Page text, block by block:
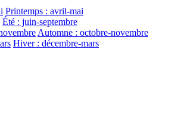
Printemps : avril-mai
Été : juin-septembre
Automne : octobre-novembre
Hiver : décembre-mars